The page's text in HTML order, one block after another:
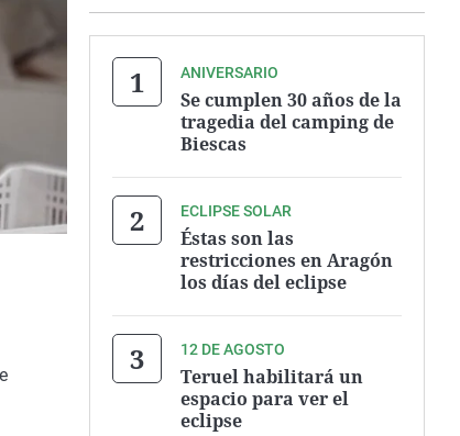
ANIVERSARIO
Se cumplen 30 años de la
tragedia del camping de
Biescas
ECLIPSE SOLAR
Éstas son las
restricciones en Aragón
los días del eclipse
12 DE AGOSTO
Teruel habilitará un
espacio para ver el
eclipse